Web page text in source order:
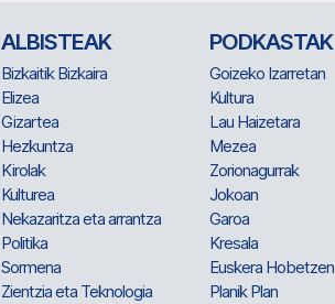
ALBISTEAK
Bizkaitik Bizkaira
Elizea
Gizartea
Hezkuntza
Kirolak
Kulturea
Nekazaritza eta arrantza
Politika
Sormena
Zientzia eta Teknologia
PODKASTAK
Goizeko Izarretan
Kultura
Lau Haizetara
Mezea
Zorionagurrak
Jokoan
Garoa
Kresala
Euskera Hobetzen
Planik Plan